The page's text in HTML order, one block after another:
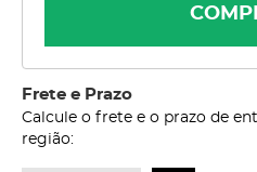
Frete e Prazo
Calcule o frete e o prazo de
região: